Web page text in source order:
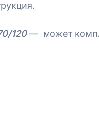
120— может